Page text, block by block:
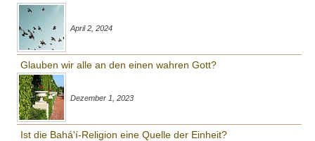
April 2, 2024
Glauben wir alle an den einen wahren Gott?
Dezember 1, 2023
Ist die Bahá'í-Religion eine Quelle der Einheit?